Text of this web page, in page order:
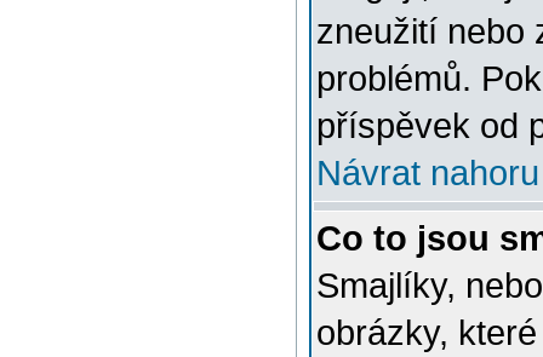
zneužití nebo
problémů.
příspěvek od
Návrat nahoru
Co to jsou
Smajlíky,
obrázky,